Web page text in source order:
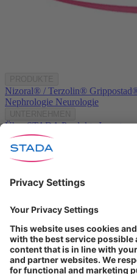
Nizoral® / Terzolin®
Nephrologie Neurologie
Über STADA Produkte
weltweit
KONTAKT
Kontakt info@stada.de
Folgen Sie uns
Datenschutzerklärung
Impressum
Cookie Einstellungen